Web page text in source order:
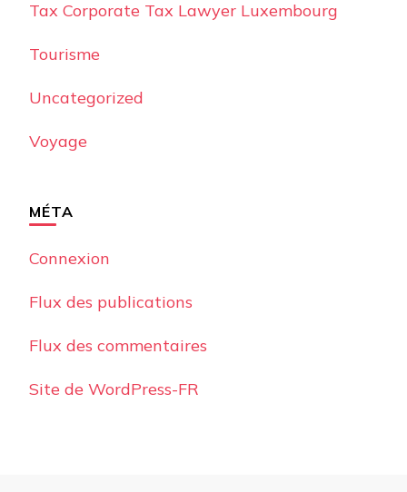
Tax Corporate Tax Lawyer Luxembourg
Tourisme
Uncategorized
Voyage
MÉTA
Connexion
Flux des publications
Flux des commentaires
Site de WordPress-FR